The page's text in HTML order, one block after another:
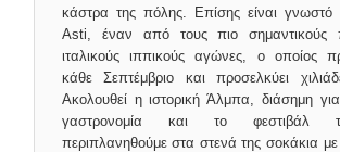
κάστρα της πόλης. Επίσης είναι
Asti, έναν από τους πιο σημαντικούς
ιταλικούς ιππικούς αγώνες, ο οποίος
κάθε Σεπτέμβριο και προσελκύει
Ακολουθεί η ιστορική Άλμπα, διάσημη για
γαστρονομία και το φεστιβάλ
περιπλανηθούμε στα στενά της σοκάκια